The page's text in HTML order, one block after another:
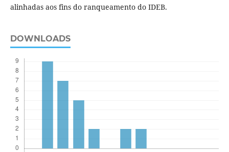
alinhadas aos fins do ranqueamento do IDEB.
DOWNLOADS